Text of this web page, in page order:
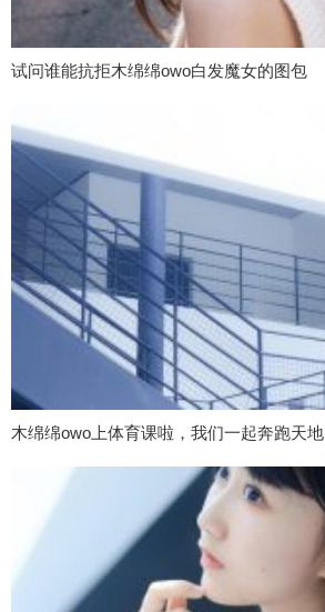
试问谁能抗拒木绵绵owo白发魔女的图包
木绵绵owo上体育课啦，我们一起奔跑天地